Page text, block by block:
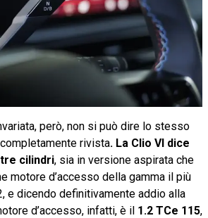
però, non si può dire lo stesso
rivista. La Clio VI dice
cilindri, sia in versione aspirata che
motore d’accesso della gamma il più
e dicendo definitivamente addio alla
d’accesso, infatti, è il 1.2 TCe 115,